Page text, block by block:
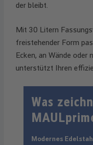
der bleibt.
Mit 30 Litern
freistehender Form
Ecken, an Wände oder
unterstützt Ihren
Was
Modernes